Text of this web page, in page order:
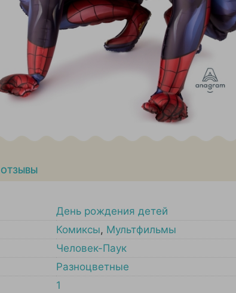
ОТЗЫВЫ
День рождения детей
Комиксы, Мультфильмы
Человек-Паук
Разноцветные
1